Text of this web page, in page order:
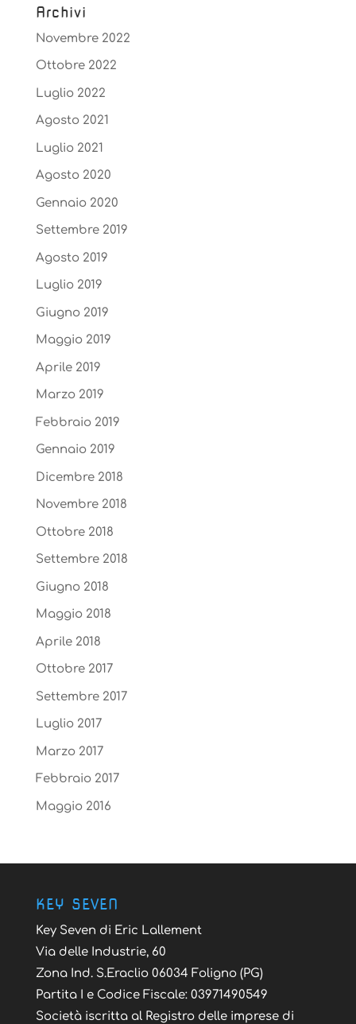
Archivi
Novembre 2022
Ottobre 2022
Luglio 2022
Agosto 2021
Luglio 2021
Agosto 2020
Gennaio 2020
Settembre 2019
Agosto 2019
Luglio 2019
Giugno 2019
Maggio 2019
Aprile 2019
Marzo 2019
Febbraio 2019
Gennaio 2019
Dicembre 2018
Novembre 2018
Ottobre 2018
Settembre 2018
Giugno 2018
Maggio 2018
Aprile 2018
Ottobre 2017
Settembre 2017
Luglio 2017
Marzo 2017
Febbraio 2017
Maggio 2016
KEY SEVEN
Key Seven di Eric Lallement
Via delle Industrie, 60
Zona Ind. S.Eraclio 06034 Foligno (PG)
Partita I e Codice Fiscale: 03971490549
Società iscritta al Registro delle imprese di